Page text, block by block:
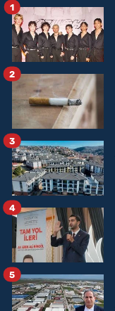
1
2
3
4
5